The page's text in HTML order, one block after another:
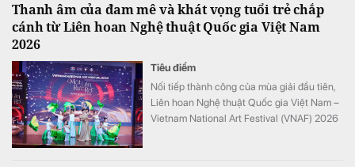
Thanh âm của đam mê và khát vọng tuổi trẻ chắp
cánh từ Liên hoan Nghệ thuật Quốc gia Việt Nam
2026
Tiêu điểm
Nối tiếp thành công của mùa giải đầu tiên,
Liên hoan Nghệ thuật Quốc gia Việt Nam –
Vietnam National Art Festival (VNAF) 2026